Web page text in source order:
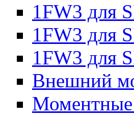
1FW3 для
1FW3 для
1FW3 для
Внешний
Моментные